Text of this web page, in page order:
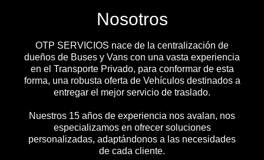
Nosotros
OTP SERVICIOS nace de la centralización de
dueños de Buses y Vans con una vasta experiencia
en el Transporte Privado, para conformar de esta
forma, una robusta oferta de Vehículos destinados a
entregar el mejor servicio de traslado.
Nuestros 15 años de experiencia nos avalan, nos
especializamos en ofrecer soluciones
personalizadas, adaptándonos a las necesidades
de cada cliente.